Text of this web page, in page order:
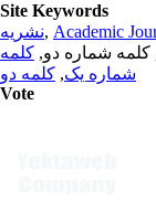
Site Keywords
نشریه, Academic
کلمه شماره دو, کلمه
شماره یک, کلمه دو
Vote